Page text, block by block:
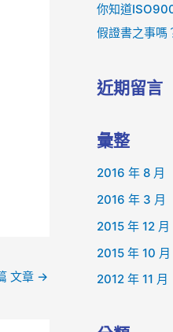
文章 →
你知道
假證書之事嗎
近期留言
彙整
2016 年 8 月
2016 年 3 月
2015 年 12 月
2015 年 10 月
2012 年 11 月